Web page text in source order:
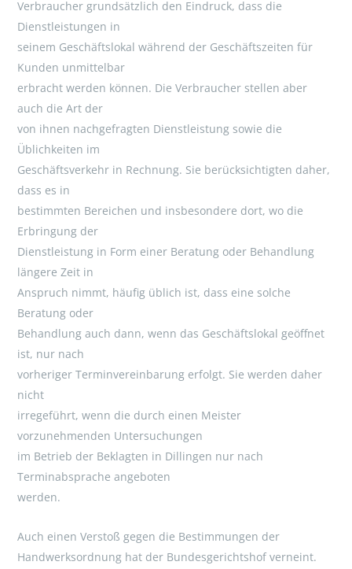
Verbraucher grundsätzlich den Eindruck, dass die
Dienstleistungen in
seinem Geschäftslokal während der Geschäftszeiten für
Kunden unmittelbar
erbracht werden können. Die Verbraucher stellen aber
auch die Art der
von ihnen nachgefragten Dienstleistung sowie die
Üblichkeiten im
Geschäftsverkehr in Rechnung. Sie berücksichtigten daher,
dass es in
bestimmten Bereichen und insbesondere dort, wo die
Erbringung der
Dienstleistung in Form einer Beratung oder Behandlung
längere Zeit in
Anspruch nimmt, häufig üblich ist, dass eine solche
Beratung oder
Behandlung auch dann, wenn das Geschäftslokal geöffnet
ist, nur nach
vorheriger Terminvereinbarung erfolgt. Sie werden daher
nicht
irregeführt, wenn die durch einen Meister
vorzunehmenden Untersuchungen
im Betrieb der Beklagten in Dillingen nur nach
Terminabsprache angeboten
werden.
Auch einen Verstoß gegen die Bestimmungen der
Handwerksordnung hat der Bundesgerichtshof verneint.